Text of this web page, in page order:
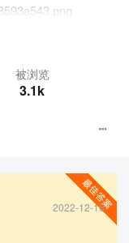
被浏览
3.1k
2022-12-16